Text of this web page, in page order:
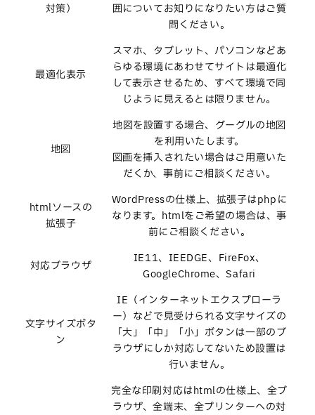
対策）
囲についてお知りになりたい方はご質
問ください。
最適化表示
スマホ、タブレット、パソコンなどあ
らゆる環境にあわせてサイトは最適化
して表示させるため、すべて環境で同
じように見えるとは限りません。
地図
地図を設置する場合、グーグルの地図
を利用いたします。
図画を挿入されたい場合はご用意いた
だくか、事前にご相談ください。
htmlソースの
拡張子
WordPressの仕様上、拡張子はphpに
なります。htmlをご希望の場合は、事
前にご相談ください。
対応ブラウザ
IE11、IEEDGE、FireFox、
GoogleChrome、Safari
文字サイズボタ
ン
IE（インターネットエクスプローラ
ー）などで見受けられる文字サイズの
「大」「中」「小」ボタンは一部のブ
ラウザにしか対応してないため設置は
行いません。
完全な印刷対応はhtmlの仕様上、全ブ
ラウザ、全端末、全プリンターへの対